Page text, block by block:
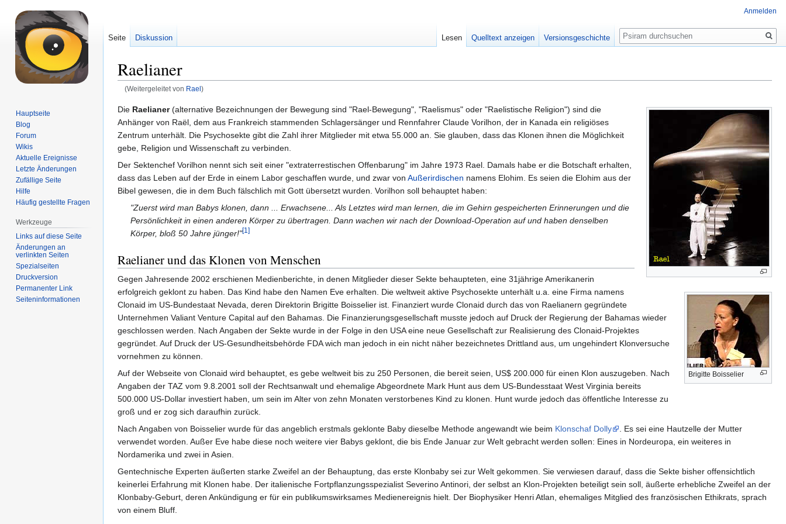
Raelianer
(Weitergeleitet von Rael )
Zur
Navigation
springen
Zur
Suche
springen
Die Raelianer(alternative Bezeichnungen der Bewegung sind "Rael-Bewegung", "Raelismus" oder "Raelistische Religion") sind die
Anhänger von Raël, dem aus Frankreich stammenden Schlagersänger und Rennfahrer Claude Vorilhon, der in Kanada ein religiöses
Zentrum unterhält. Die Psychosekte gibt die Zahl ihrer Mitglieder mit etwa 55.000 an. Sie glauben, dass das Klonen ihnen die Möglichkeit
gebe, Religion und Wissenschaft zu verbinden.
Der Sektenchef Vorilhon nennt sich seit einer "extraterrestischen Offenbarung" im Jahre 1973 Rael. Damals habe er die Botschaft erhalten,
dass das Leben auf der Erde in einem Labor geschaffen wurde, und zwar von Außerirdischen namens Elohim. Es seien die Elohim aus der
Bibel gewesen, die in dem Buch fälschlich mit Gott übersetzt wurden. Vorilhon soll behauptet haben:
"Zuerst wird man Babys klonen, dann ... Erwachsene... Als Letztes wird man lernen, die im Gehirn gespeicherten Erinnerungen und die
Persönlichkeit in einen anderen Körper zu übertragen. Dann wachen wir nach der Download-Operation auf und haben denselben
Körper, bloß 50 Jahre jünger!"[1]
Raelianer und das Klonen von Menschen
Brigitte Boisselier
Gegen Jahresende 2002 erschienen Medienberichte, in denen Mitglieder dieser Sekte behaupteten, eine 31jährige Amerikanerin
erfolgreich geklont zu haben. Das Kind habe den Namen Eve erhalten. Die weltweit aktive Psychosekte unterhält u.a. eine Firma namens
Clonaid im US-Bundestaat Nevada, deren Direktorin Brigitte Boisselier ist. Finanziert wurde Clonaid durch das von Raelianern gegründete
Unternehmen Valiant Venture Capital auf den Bahamas. Die Finanzierungsgesellschaft musste jedoch auf Druck der Regierung der Bahamas wieder
geschlossen werden. Nach Angaben der Sekte wurde in der Folge in den USA eine neue Gesellschaft zur Realisierung des Clonaid-Projektes
gegründet. Auf Druck der US-Gesundheitsbehörde FDA wich man jedoch in ein nicht näher bezeichnetes Drittland aus, um ungehindert Klonversuche
vornehmen zu können.
Auf der Webseite von Clonaid wird behauptet, es gebe weltweit bis zu 250 Personen, die bereit seien, US$ 200.000 für einen Klon auszugeben. Nach
Angaben der TAZ vom 9.8.2001 soll der Rechtsanwalt und ehemalige Abgeordnete Mark Hunt aus dem US-Bundesstaat West Virginia bereits
500.000 US-Dollar investiert haben, um sein im Alter von zehn Monaten verstorbenes Kind zu klonen. Hunt wurde jedoch das öffentliche Interesse zu
groß und er zog sich daraufhin zurück.
Nach Angaben von Boisselier wurde für das angeblich erstmals geklonte Baby dieselbe Methode angewandt wie beim Klonschaf Dolly
. Es sei eine Hautzelle der Mutter
verwendet worden. Außer Eve habe diese noch weitere vier Babys geklont, die bis Ende Januar zur Welt gebracht werden sollen: Eines in Nordeuropa, ein weiteres in
Nordamerika und zwei in Asien.
Gentechnische Experten äußerten starke Zweifel an der Behauptung, das erste Klonbaby sei zur Welt gekommen. Sie verwiesen darauf, dass die Sekte bisher offensichtlich
keinerlei Erfahrung mit Klonen habe. Der italienische Fortpflanzungsspezialist Severino Antinori, der selbst an Klon-Projekten beteiligt sein soll, äußerte erhebliche Zweifel an der
Klonbaby-Geburt, deren Ankündigung er für ein publikumswirksames Medienereignis hielt. Der Biophysiker Henri Atlan, ehemaliges Mitglied des französischen Ethikrats, sprach
von einem Bluff.
Anmelden
Seite Diskussion Lesen Quelltext anzeigen Versionsgeschichte
Suche
Hauptseite
Blog
Forum
Wikis
Aktuelle Ereignisse
Letzte Änderungen
Zufällige Seite
Hilfe
Häufig gestellte Fragen
Werkzeuge
Links auf diese Seite
Änderungen an
verlinkten Seiten
Spezialseiten
Druckversion
Permanenter Link
Seiten­informationen